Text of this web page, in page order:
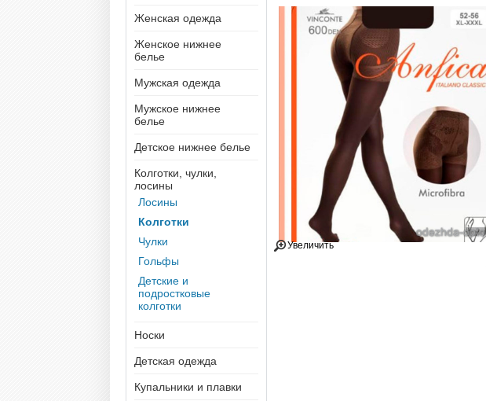
Женская одежда
Женское нижнее
белье
Мужская одежда
Мужское нижнее
белье
Детское нижнее белье
Колготки, чулки,
лосины
Лосины
Колготки
Чулки
Гольфы
Детские и
подростковые
колготки
Носки
Детская одежда
Купальники и плавки
Увеличить